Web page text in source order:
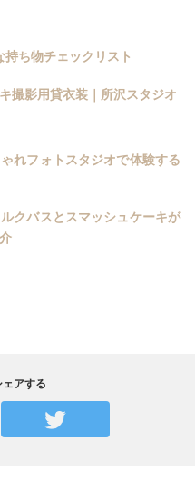
ち物チェックリスト
撮影用貸衣装｜所沢スタジオ
れフォトスタジオで体験する
クバスとスマッシュケーキが
アする